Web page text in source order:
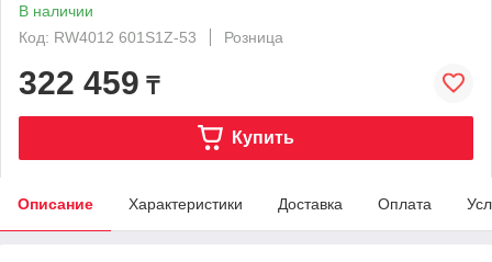
В наличии
Код: RW4012 601S1Z-53
Розница
322 459 ₸
Купить
Описание Характеристики Доставка Оплата